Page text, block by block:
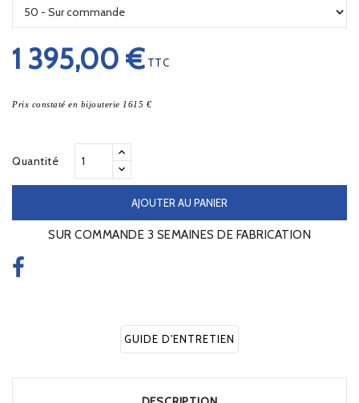
1 395,00 € TTC
Prix constaté en bijouterie 1615 €
Quantité
AJOUTER AU PANIER
SUR COMMANDE 3 SEMAINES DE FABRICATION
GUIDE D'ENTRETIEN